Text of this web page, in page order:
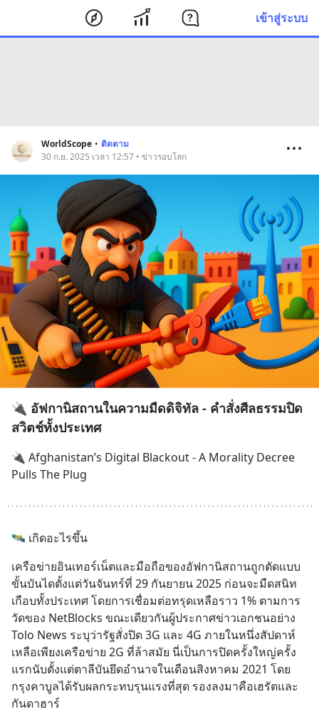
เข้าสู่ระบบ
WorldScope • ติดตาม
30 ก.ย. 2025 เวลา 12:57 • ข่าวรอบโลก
🔌 อัฟกานิสถานในความมืดดิจิทัล - คำสั่งศีลธรรมปิด
สวิตช์ทั้งประเทศ
🔌 Afghanistan’s Digital Blackout - A Morality Decree
Pulls The Plug
🛰️ เกิดอะไรขึ้น
เครือข่ายอินเทอร์เน็ตและมือถือของอัฟกานิสถานถูกตัดแบบ
ขั้นบันไดตั้งแต่วันจันทร์ที่ 29 กันยายน 2025 ก่อนจะมืดสนิท
เกือบทั้งประเทศ โดยการเชื่อมต่อทรุดเหลือราว 1% ตามการ
วัดของ NetBlocks ขณะเดียวกันผู้ประกาศข่าวเอกชนอย่าง
Tolo News ระบุว่ารัฐสั่งปิด 3G และ 4G ภายในหนึ่งสัปดาห์
เหลือเพียงเครือข่าย 2G ที่ล้าสมัย นี่เป็นการปิดครั้งใหญ่ครั้ง
แรกนับตั้งแต่ตาลีบันยึดอำนาจในเดือนสิงหาคม 2021 โดย
กรุงคาบูลได้รับผลกระทบรุนแรงที่สุด รองลงมาคือเฮรัตและ
กันดาฮาร์